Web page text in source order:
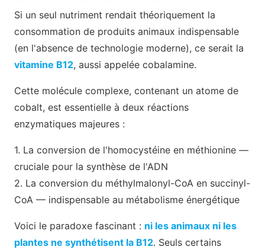
Si un seul nutriment rendait théoriquement la
consommation de produits animaux indispensable
(en l'absence de technologie moderne), ce serait la
vitamine B12, aussi appelée cobalamine.
Cette molécule complexe, contenant un atome de
cobalt, est essentielle à deux réactions
enzymatiques majeures :
1. La conversion de l'homocystéine en méthionine —
cruciale pour la synthèse de l'ADN
2. La conversion du méthylmalonyl-CoA en succinyl-
CoA — indispensable au métabolisme énergétique
Voici le paradoxe fascinant : ni les animaux ni les
plantes ne synthétisent la B12. Seuls certains